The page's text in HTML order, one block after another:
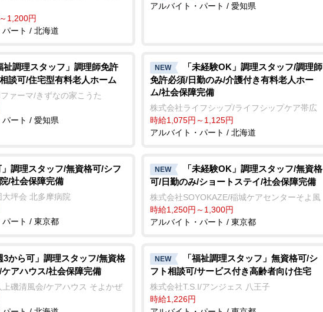
1,200円
ート / 北海道
アルバイト・パート / 愛知県
祉調理スタッフ」調理師免許
談可/住宅型有料老人ホーム
ァーマ/きずなの家こうた
ート / 愛知県
NEW
「未経験OK」調理スタッフ/調理師
免許必須/日勤のみ/介護付き有料老人ホー
ム/社会保障完備
株式会社ライフシップ/ライフシップケア帯広
時給1,075円～1,125円
アルバイト・パート / 北海道
」調理スタッフ/無資格可/シフ
/社会保障完備
大坪会 北多摩病院
パート / 東京都
NEW
「未経験OK」調理スタッフ/無資格
可/日勤のみ/ショートステイ/社会保障完備
株式会社SOYOKAZE/稲城ケアセンターそよ風
時給1,250円～1,300円
アルバイト・パート / 東京都
3から可」調理スタッフ/無資格
アハウス/社会保障完備
磯清風会/ケアハウス そよかぜ
NEW
「福祉調理スタッフ」無資格可/シ
フト相談可/サービス付き高齢者向け住宅
株式会社T.S.I/アンジェス 八王子
時給1,226円